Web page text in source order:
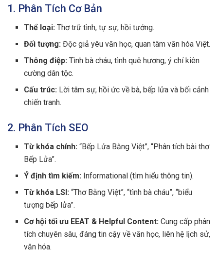
1. Phân Tích Cơ Bản
Thể loại: Thơ trữ tình, tự sự, hồi tưởng.
Đối tượng: Độc giả yêu văn học, quan tâm văn hóa Việt.
Thông điệp: Tình bà cháu, tình quê hương, ý chí kiên
cường dân tộc.
Cấu trúc: Lời tâm sự, hồi ức về bà, bếp lửa và bối cảnh
chiến tranh.
2. Phân Tích SEO
Từ khóa chính: “Bếp Lửa Bằng Việt”, “Phân tích bài thơ
Bếp Lửa”.
Ý định tìm kiếm: Informational (tìm hiểu thông tin).
Từ khóa LSI: “Thơ Bằng Việt”, “tình bà cháu”, “biểu
tượng bếp lửa”.
Cơ hội tối ưu EEAT & Helpful Content: Cung cấp phân
tích chuyên sâu, đáng tin cậy về văn học, liên hệ lịch sử,
văn hóa.